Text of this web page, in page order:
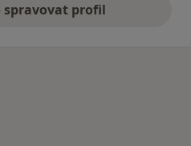
spravovat profil